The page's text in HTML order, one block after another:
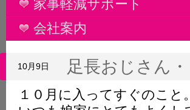
家事軽減サポート
会社案内
足長おじさん
10月9日
１０月に入ってすぐのこと。